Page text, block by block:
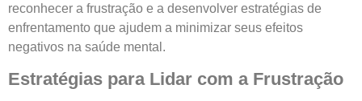
reconhecer a frustração e a desenvolver estratégias de
enfrentamento que ajudem a minimizar seus efeitos
negativos na saúde mental.
Estratégias para Lidar com a Frustração